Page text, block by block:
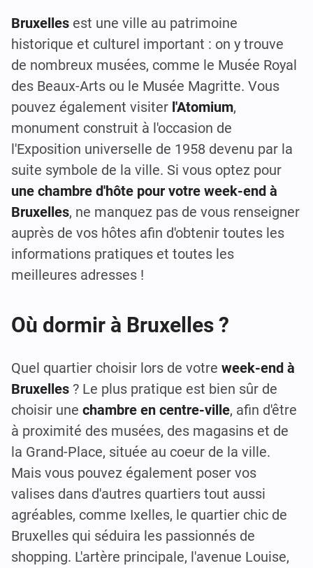
Bruxelles est une ville au patrimoine
historique et culturel important : on y trouve
de nombreux musées, comme le Musée Royal
des Beaux-Arts ou le Musée Magritte. Vous
pouvez également visiter l'Atomium,
monument construit à l'occasion de
l'Exposition universelle de 1958 devenu par la
suite symbole de la ville. Si vous optez pour
une chambre d'hôte pour votre week-end à
Bruxelles, ne manquez pas de vous renseigner
auprès de vos hôtes afin d'obtenir toutes les
informations pratiques et toutes les
meilleures adresses !
Où dormir à Bruxelles ?
Quel quartier choisir lors de votre week-end à
Bruxelles ? Le plus pratique est bien sûr de
choisir une chambre en centre-ville, afin d'être
à proximité des musées, des magasins et de
la Grand-Place, située au coeur de la ville.
Mais vous pouvez également poser vos
valises dans d'autres quartiers tout aussi
agréables, comme Ixelles, le quartier chic de
Bruxelles qui séduira les passionnés de
shopping. L'artère principale, l'avenue Louise,